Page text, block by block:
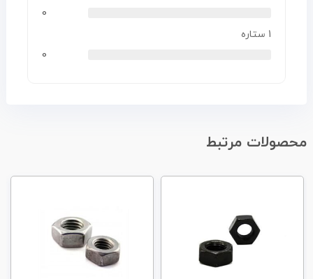
0
1 ستاره
0
محصولات مرتبط